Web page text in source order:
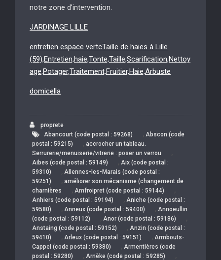
notre zone d’intervention.
JARDINAGE LILLE
entretien espace vertcTaille de haies à Lille
(59),Entretien,haie,Tonte,Taille,Scarification,Nettoy
age,Potager,Traitement,Fruitier,Haie,Arbuste
domicella
proprete
Abancourt (code postal : 59268)
, Abscon (code
postal : 59215)
, accrocher un tableau.
Serrurerie/menuiserie/vitrerie : poser un verrou
,
Aibes (code postal : 59149) , Aix (code postal :
59310)
, Allennes-les-Marais (code postal :
59251)
, améliorer son mécanisme (changement de
charnières
, Amfroipret (code postal : 59144) ,
Anhiers (code postal : 59194) , Aniche (code postal :
59580)
, Anneux (code postal : 59400) , Annoeullin
(code postal : 59112)
, Anor (code postal : 59186) ,
Anstaing (code postal : 59152) , Anzin (code postal :
59410)
, Arleux (code postal : 59151) , Armbouts-
Cappel (code postal : 59380)
, Armentières (code
postal : 59280)
, Arnèke (code postal : 59285) ,